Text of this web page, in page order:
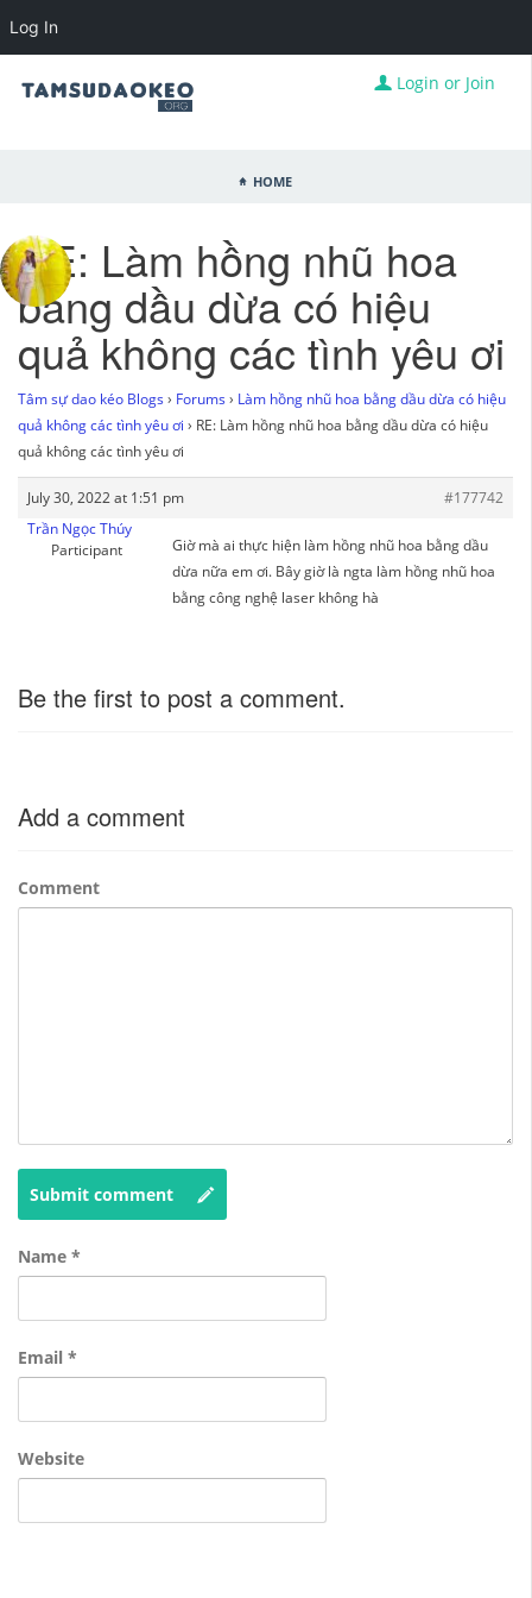
Login or Join
Home
RE: Làm hồng nhũ hoa
bằng dầu dừa có hiệu
quả không các tình yêu ơi
Tâm sự dao kéo Blogs › Forums › Làm hồng nhũ hoa bằng dầu dừa có hiệu
quả không các tình yêu ơi › RE: Làm hồng nhũ hoa bằng dầu dừa có hiệu
quả không các tình yêu ơi
July 30, 2022 at 1:51 pm
#177742
Trần Ngọc Thúy
Participant
Giờ mà ai thực hiện làm hồng nhũ hoa bằng dầu
dừa nữa em ơi. Bây giờ là ngta làm hồng nhũ hoa
bằng công nghệ laser không hà
Be the first to post a comment.
Add a comment
Comment
Submit comment
Name *
Email *
Website
Log In